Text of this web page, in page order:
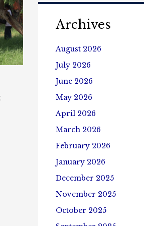
ရောက်
ည့်
ရှု့
စစ်ဆေး
ခြင်း
Archives
August 2026
July 2026
June 2026
May 2026
April 2026
March 2026
February 2026
January 2026
December 2025
November 2025
October 2025